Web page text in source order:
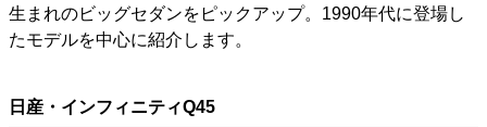
生まれのビッグセダンをピックアップ。1990年代に登場し
たモデルを中心に紹介します。
日産・インフィニティQ45